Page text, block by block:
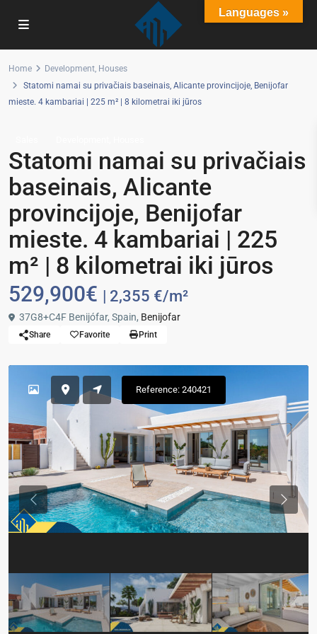
Home Development, Houses
Statomi namai su privačiais baseinais, Alicante provincijoje, Benijofar
mieste. 4 kambariai | 225 m² | 8 kilometrai iki jūros
Statomi namai su privačiais
baseinais, Alicante
provincijoje, Benijofar
mieste. 4 kambariai | 225
m² | 8 kilometrai iki jūros
529,900€ | 2,355 €/m²
37G8+C4F Benijófar, Spain, Benijofar
Share Favorite Print
Reference: 240421
Previous
Languages »